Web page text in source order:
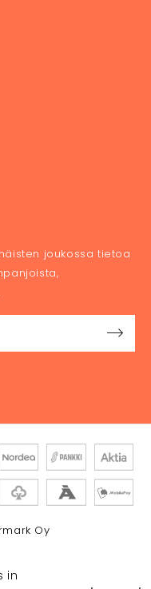
joukossa tietoa
Oy
in